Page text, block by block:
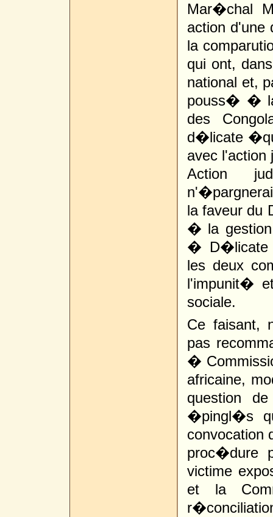
Mar�chal
action d'une
la
qui ont,
national et,
pouss� �
des
d�licate
avec l'action
Action
la faveur du
� la gestion
� D�licate
les deux
l'impunit�
sociale.
Ce faisant,
pas
�
africaine,
question
�pingl�s
convocation
proc�dure
victime
et la